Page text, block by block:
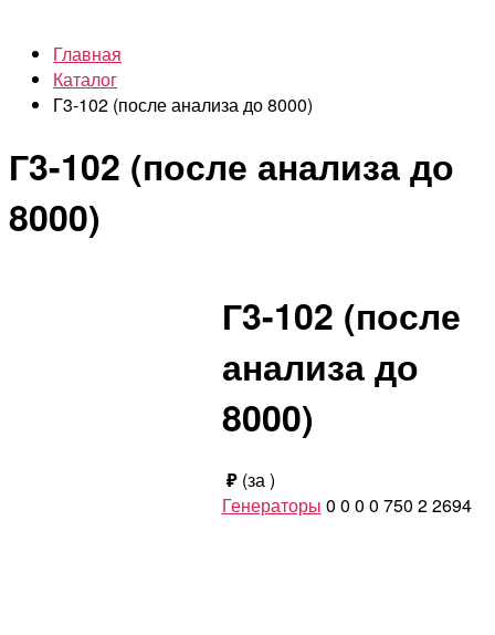
Главная
Каталог
Г3-102 (после анализа до 8000)
Г3-102 (после анализа до
8000)
Г3-102 (после
анализа до
8000)
₽ (за)
Генераторы 0 0 0 0 750 22694